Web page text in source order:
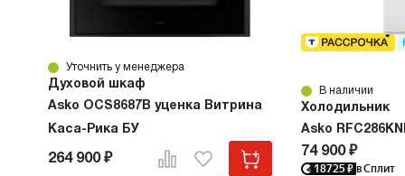
Уточнить у менеджера
Духовой шкаф
Asko OCS8687B уценка Витрина
Каса-Рика БУ
264 900 ₽
В наличии
Холодильник
Asko
74 900 ₽
18725 ₽ в Сплит